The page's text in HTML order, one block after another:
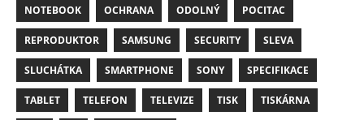
NOTEBOOK OCHRANA ODOLNÝ POCITAC
REPRODUKTOR SAMSUNG SECURITY SLEVA
SLUCHÁTKA SMARTPHONE SONY SPECIFIKACE
TABLET TELEFON TELEVIZE TISK TISKÁRNA